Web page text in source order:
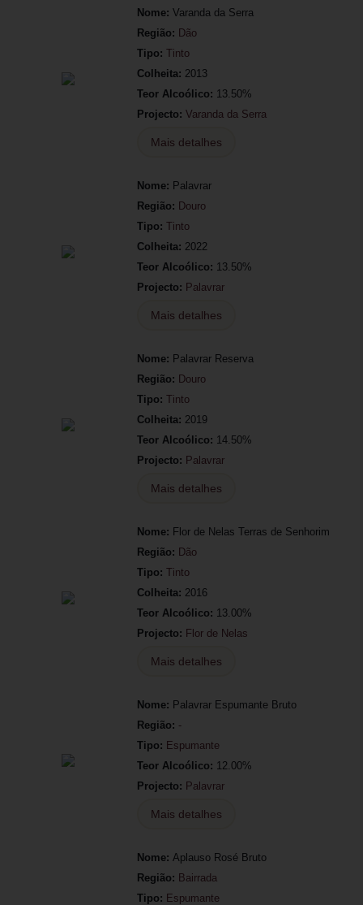
Nome: Varanda da Serra
Região: Dão
Tipo: Tinto
Colheita: 2013
Teor Alcoólico: 13.50%
Projecto: Varanda da Serra
Mais detalhes
Nome: Palavrar
Região: Douro
Tipo: Tinto
Colheita: 2022
Teor Alcoólico: 13.50%
Projecto: Palavrar
Mais detalhes
Nome: Palavrar Reserva
Região: Douro
Tipo: Tinto
Colheita: 2019
Teor Alcoólico: 14.50%
Projecto: Palavrar
Mais detalhes
Nome: Flor de Nelas Terras de Senhorim
Região: Dão
Tipo: Tinto
Colheita: 2016
Teor Alcoólico: 13.00%
Projecto: Flor de Nelas
Mais detalhes
Nome: Palavrar Espumante Bruto
Região: -
Tipo: Espumante
Teor Alcoólico: 12.00%
Projecto: Palavrar
Mais detalhes
Nome: Aplauso Rosé Bruto
Região: Bairrada
Tipo: Espumante